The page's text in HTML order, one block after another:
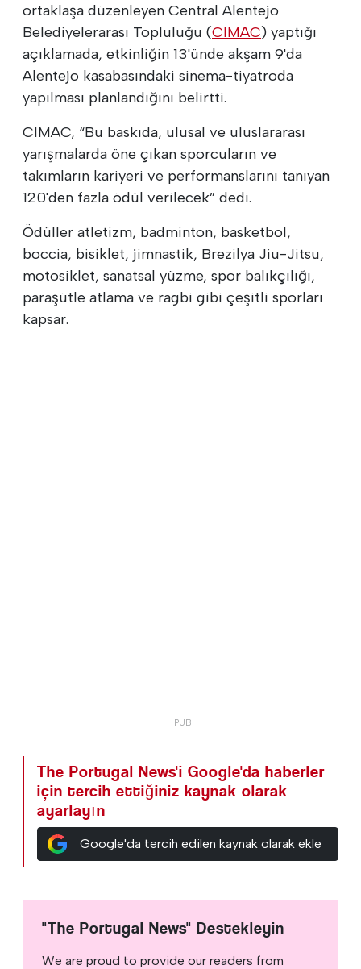
ortaklaşa düzenleyen Central Alentejo
Belediyelerarası Topluluğu (CIMAC) yaptığı
açıklamada, etkinliğin 13'ünde akşam 9'da
Alentejo kasabasındaki sinema-tiyatroda
yapılması planlandığını belirtti.
CIMAC, “Bu baskıda, ulusal ve uluslararası
yarışmalarda öne çıkan sporcuların ve
takımların kariyeri ve performanslarını tanıyan
120'den fazla ödül verilecek” dedi.
Ödüller atletizm, badminton, basketbol,
boccia, bisiklet, jimnastik, Brezilya Jiu-Jitsu,
motosiklet, sanatsal yüzme, spor balıkçılığı,
paraşütle atlama ve ragbi gibi çeşitli sporları
kapsar.
The Portugal News'i Google'da haberler
için tercih ettiğiniz kaynak olarak
ayarlayın
Google'da tercih edilen kaynak olarak ekle
"The Portugal News" Destekleyin
We are proud to provide our readers from